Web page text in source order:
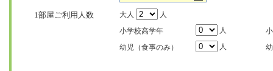
1部屋ご利用人数 大人
人
小学校高学年
人
幼児（食事のみ）
人